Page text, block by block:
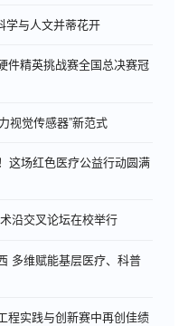
学与人文并蒂花开
件精英挑战赛全国总决赛冠
视觉传感器”新范式
这场红色医疗公益行动圆满
沿交叉论坛在校举行
多维赋能基层医疗、科普
程实践与创新赛中再创佳绩